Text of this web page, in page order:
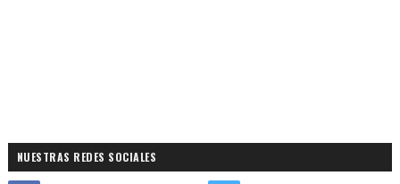
NUESTRAS REDES SOCIALES